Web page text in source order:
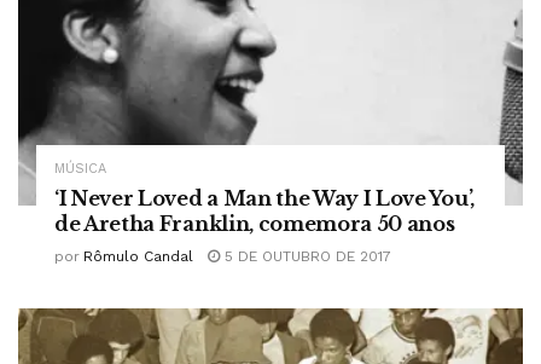
MÚSICA
‘I Never Loved a Man the Way I Love You’,
de Aretha Franklin, comemora 50 anos
por Rômulo Candal 5 DE OUTUBRO DE 2017